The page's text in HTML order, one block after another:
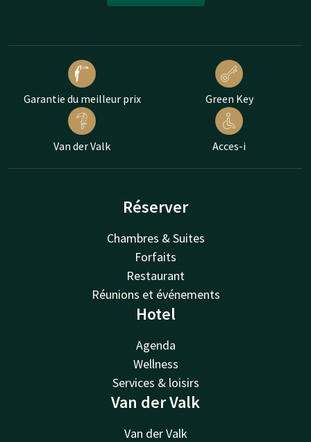
Garantie du meilleur prix Green Key
Van der Valk Acces-i
Réserver
Chambres & Suites
Forfaits
Restaurant
Réunions et événements
Hotel
Agenda
Wellness
Services & loisirs
Van der Valk
Van der Valk